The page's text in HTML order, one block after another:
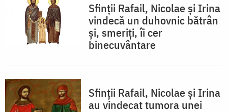
Sfinții Rafail, Nicolae și Irina
vindecă un duhovnic bătrân
și, smeriți, îi cer
binecuvântare
Sfinții Rafail, Nicolae și Irina
au vindecat tumora unei